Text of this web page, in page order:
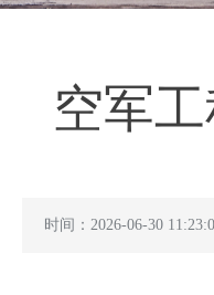
空军
时间：2026-06-30